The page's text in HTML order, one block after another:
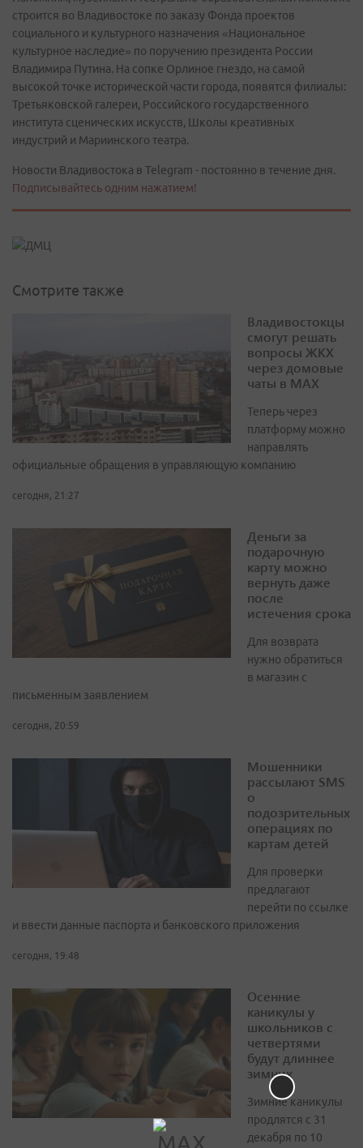
строится во Владивостоке по заказу Фонда проектов
социального и культурного назначения «Национальное
культурное наследие» по поручению президента России
Владимира Путина. На сопке Орлиное гнездо, на самой
высокой точке исторической части города, появятся филиалы:
Третьяковской галереи, Российского государственного
института сценических искусств, Школы креативных
индустрий и Мариинского театра.
Новости Владивостока в Telegram - постоянно в течение дня.
Подписывайтесь одним нажатием!
Смотрите также
Владивостокцы
смогут решать
вопросы ЖКХ
через домовые
чаты в МАХ
Теперь через
платформу можно
направлять
официальные обращения в управляющую компанию
сегодня, 21:27
Деньги за
подарочную
карту можно
вернуть даже
после
истечения срока
Для возврата
нужно обратиться
в магазин с
письменным заявлением
сегодня, 20:59
Мошенники
рассылают SMS
о
подозрительных
операциях по
картам детей
Для проверки
предлагают
перейти по ссылке
и ввести данные паспорта и банковского приложения
сегодня, 19:48
Осенние
каникулы у
школьников с
четвертями
будут длиннее
зимних
Зимние каникулы
продлятся с 31
декабря по 10